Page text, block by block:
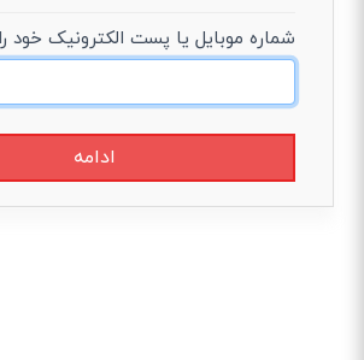
شماره موبایل یا پست الکترونیک خود
ادامه